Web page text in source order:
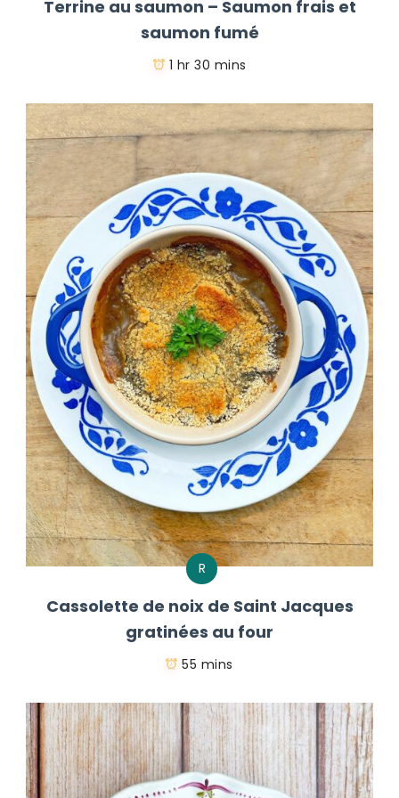
Terrine au saumon – Saumon frais et
saumon fumé
1 hr 30 mins
R
Cassolette de noix de Saint Jacques
gratinées au four
55 mins